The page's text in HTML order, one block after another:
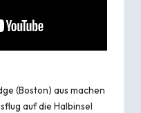
(Boston) aus machen
auf die Halbinsel